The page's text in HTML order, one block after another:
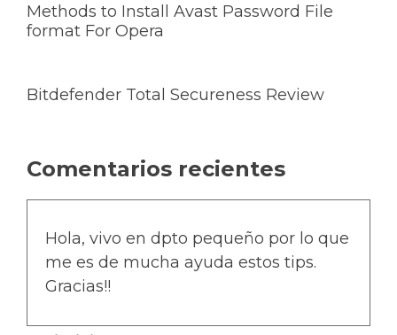
Methods to Install Avast Password File
format For Opera
Bitdefender Total Secureness Review
Comentarios recientes
Hola, vivo en dpto pequeño por lo que
me es de mucha ayuda estos tips.
Gracias!!